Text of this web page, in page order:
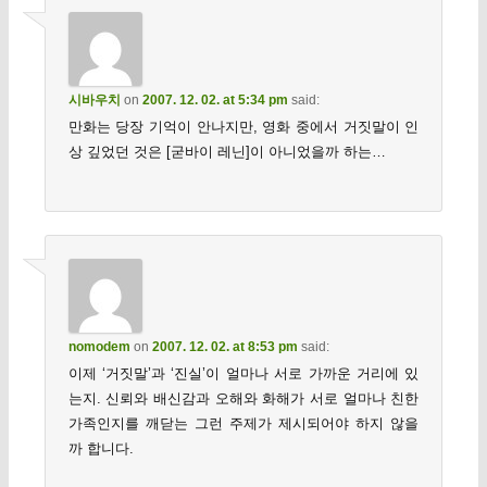
시바우치 on 2007. 12. 02. at 5:34 pm said:
만화는 당장 기억이 안나지만, 영화 중에서 거짓말이 인
상 깊었던 것은 [굳바이 레닌]이 아니었을까 하는…
nomodem on 2007. 12. 02. at 8:53 pm said:
이제 ‘거짓말’과 ‘진실’이 얼마나 서로 가까운 거리에 있
는지. 신뢰와 배신감과 오해와 화해가 서로 얼마나 친한
가족인지를 깨닫는 그런 주제가 제시되어야 하지 않을
까 합니다.